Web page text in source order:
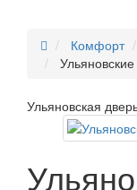
Комфорт
Ульяновская